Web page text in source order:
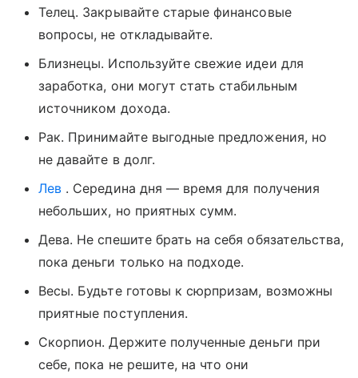
Телец. Закрывайте старые финансовые
вопросы, не откладывайте.
Близнецы. Используйте свежие идеи для
заработка, они могут стать стабильным
источником дохода.
Рак. Принимайте выгодные предложения, но
не давайте в долг.
Лев . Середина дня — время для получения
небольших, но приятных сумм.
Дева. Не спешите брать на себя обязательства,
пока деньги только на подходе.
Весы. Будьте готовы к сюрпризам, возможны
приятные поступления.
Скорпион. Держите полученные деньги при
себе, пока не решите, на что они